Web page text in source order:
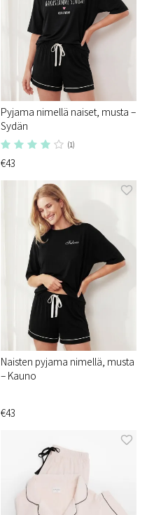
Pyjama nimellä naiset, musta –
Sydän
(1)
€43
Naisten pyjama nimellä, musta
– Kauno
€43